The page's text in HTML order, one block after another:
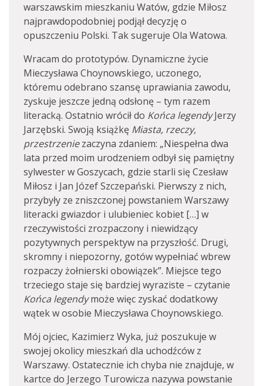
warszawskim mieszkaniu Watów, gdzie Miłosz
najprawdopodobniej podjął decyzję o
opuszczeniu Polski. Tak sugeruje Ola Watowa.
Wracam do prototypów. Dynamiczne życie
Mieczysława Choynowskiego, uczonego,
któremu odebrano szansę uprawiania zawodu,
zyskuje jeszcze jedną odsłonę – tym razem
literacką. Ostatnio wrócił do Końca legendyJerzy
Jarzębski. Swoją książkę Miasta, rzeczy,
przestrzeniezaczyna zdaniem: „Niespełna dwa
lata przed moim urodzeniem odbył się pamiętny
sylwester w Goszycach, gdzie starli się Czesław
Miłosz i Jan Józef Szczepański. Pierwszy z nich,
przybyły ze zniszczonej powstaniem Warszawy
literacki gwiazdor i ulubieniec kobiet […] w
rzeczywistości zrozpaczony i niewidzący
pozytywnych perspektyw na przyszłość. Drugi,
skromny i niepozorny, gotów wypełniać wbrew
rozpaczy żołnierski obowiązek”. Miejsce tego
trzeciego staje się bardziej wyraziste – czytanie
Końca legendymoże więc zyskać dodatkowy
wątek w osobie Mieczysława Choynowskiego.
Mój ojciec, Kazimierz Wyka, już poszukuje w
swojej okolicy mieszkań dla uchodźców z
Warszawy. Ostatecznie ich chyba nie znajduje, w
kartce do Jerzego Turowicza nazywa powstanie